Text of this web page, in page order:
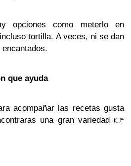
opciones como meterlo en
tortilla. A veces, ni se dan
que ayuda
acompañar las recetas gusta
una gran variedad 👉